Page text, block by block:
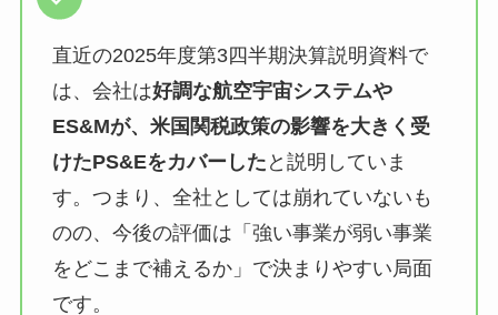
直近の2025年度第3四半期決算説明資料で
は、会社は好調な航空宇宙システムや
ES&Mが、米国関税政策の影響を大きく受
けたPS&Eをカバーした と説明していま
す。つまり、全社としては崩れていないも
のの、今後の評価は「強い事業が弱い事業
をどこまで補えるか」で決まりやすい局面
です。